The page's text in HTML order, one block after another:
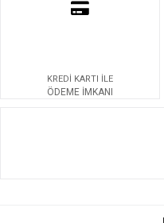
KREDİ KARTI İLE
ÖDEME İMKANI